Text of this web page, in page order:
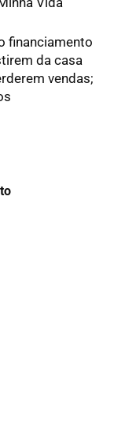
financiamento
da casa
vendas;